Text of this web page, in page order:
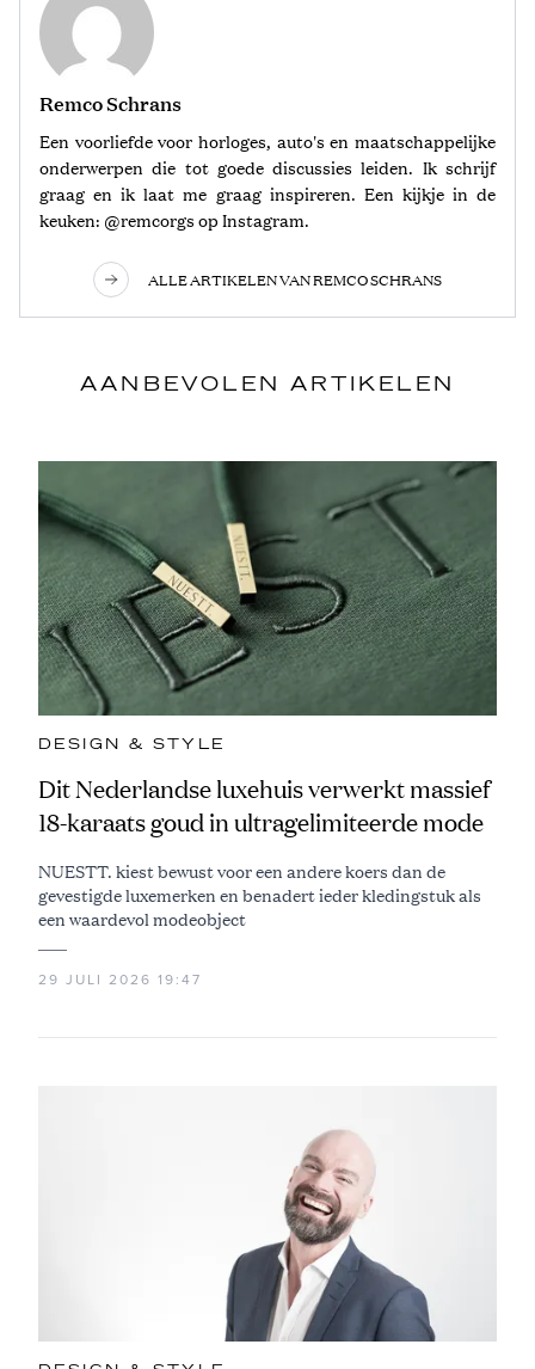
Remco Schrans
Een voorliefde voor horloges, auto's en maatschappelijke
onderwerpen die tot goede discussies leiden. Ik schrijf
graag en ik laat me graag inspireren. Een kijkje in de
keuken: @remcorgs op Instagram.
ALLE ARTIKELEN VAN REMCO SCHRANS
AANBEVOLEN ARTIKELEN
DESIGN & STYLE
Dit Nederlandse luxehuis verwerkt massief
18-karaats goud in ultragelimiteerde mode
NUESTT. kiest bewust voor een andere koers dan de
gevestigde luxemerken en benadert ieder kledingstuk als
een waardevol modeobject
29 JULI 2026 19:47